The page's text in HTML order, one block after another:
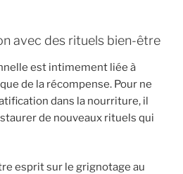
avec des rituels bien-être
est intimement liée à
de la récompense. Pour ne
dans la nourriture, il
de nouveaux rituels qui
esprit sur le grignotage au